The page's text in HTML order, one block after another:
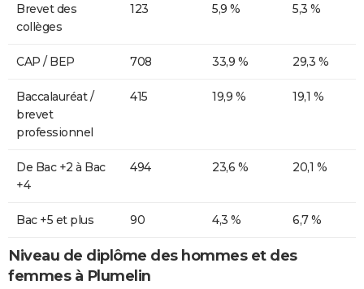
Brevet des
collèges
123 5,9 % 5,3 %
CAP / BEP 708 33,9 % 29,3 %
Baccalauréat /
brevet
professionnel
415 19,9 % 19,1 %
De Bac +2 à Bac
+4
494 23,6 % 20,1 %
Bac +5 et plus 90 4,3 % 6,7 %
Niveau de diplôme des hommes et des
femmes à Plumelin